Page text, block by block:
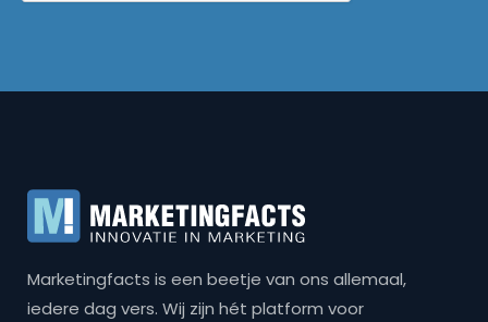
Marketingfacts is een beetje van ons allemaal,
iedere dag vers. Wij zijn hét platform voor